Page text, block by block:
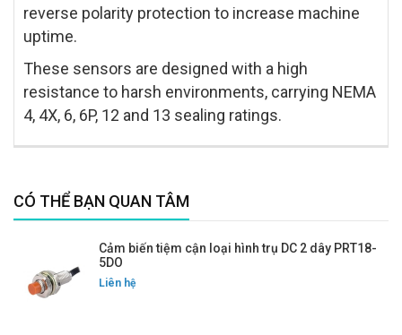
reverse polarity protection to increase machine
uptime.
These sensors are designed with a high
resistance to harsh environments, carrying NEMA
4, 4X, 6, 6P, 12 and 13 sealing ratings.
CÓ THỂ BẠN QUAN TÂM
Cảm biến tiệm cận loại hình trụ DC 2 dây PRT18-
5DO
Liên hệ